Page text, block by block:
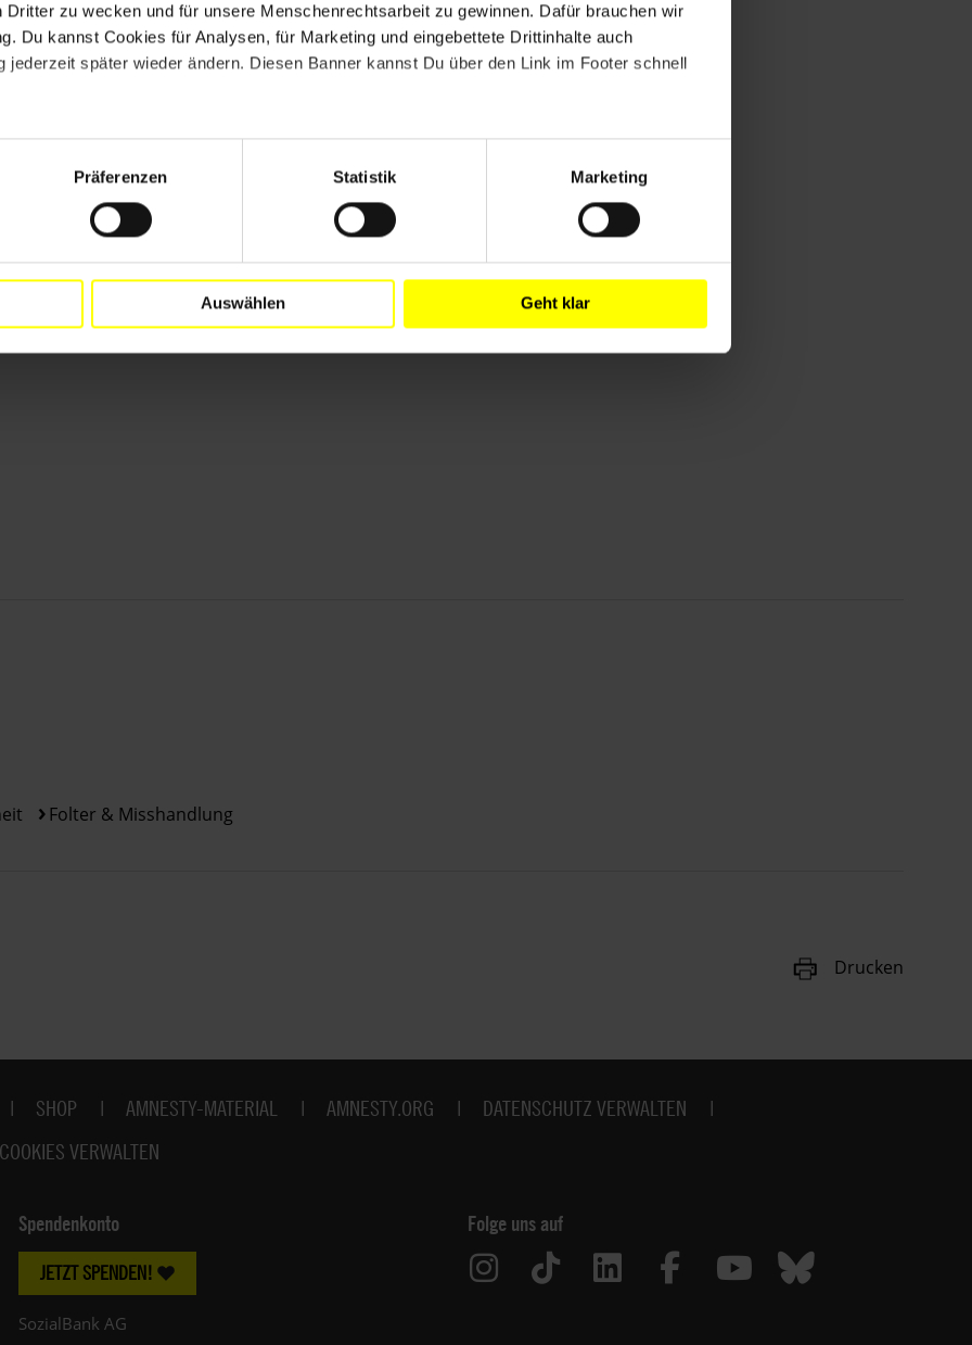
Dritter zu wecken und für unsere Menschenrechtsarbeit zu gewinnen. Dafür brauchen wir
Du kannst Cookies für Analysen, für Marketing und eingebettete Drittinhalte auch
jederzeit später wieder ändern. Diesen Banner kannst Du über den Link im Footer schnell
Präferenzen Statistik Marketing
Auswählen Geht klar
des Aufstands zu gehören, und im August
wurde in ein Gefängnis gebracht, das mehr als 50
weit weg von der Region, in der seine Familie und
der Armee (Secrétariat d’Etat à la Défense,
in Mfou, Südkamerun, verlegte. Er klagte über
und benötigte in der Folge dringend medizinische
der Kontakt zu ihm verweigert.
zu sehen. Außerdem durfte ihn seine Familie im
erforderlich. Vielen Dank allen, die Appelle
Folter & Misshandlung
Drucken
SHOP AMNESTY-MATERIAL AMNESTY.ORG
DATENSCHUTZ VERWALTEN
COOKIES VERWALTEN
Spendenkonto
JETZT SPENDEN!
SozialBank AG
Folge uns auf